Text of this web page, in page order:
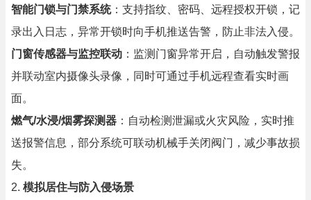
智能门锁与门禁系统：支持指纹、密码、远程授权开锁，记
录出入日志，异常开锁时向手机推送告警，防止非法入侵。
门窗传感器与监控联动 ：监测门窗异常开启，自动触发警报
并联动室内摄像头录像，同时可通过手机远程查看实时画
面。
燃气/水浸/烟雾探测器 ：自动检测泄漏或火灾风险，实时推
送报警信息，部分系统可联动机械手关闭阀门，减少事故损
失。
2. 模拟居住与防入侵场景